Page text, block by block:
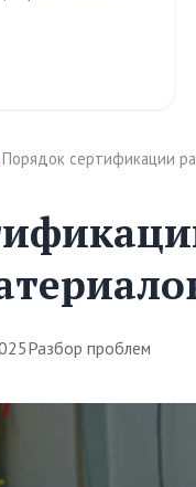
Порядок сертификации
Разбор проблем